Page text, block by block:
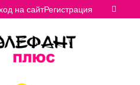
на сайтРегистрация